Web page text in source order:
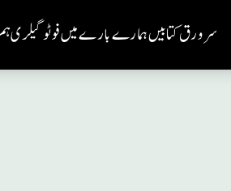
فوٹو گیلریہمارے بارے میںکتابیںسر ورق